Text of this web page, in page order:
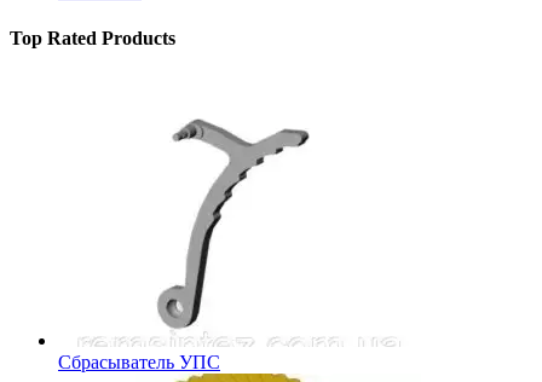
Top Rated Products
Сбрасыватель УПС